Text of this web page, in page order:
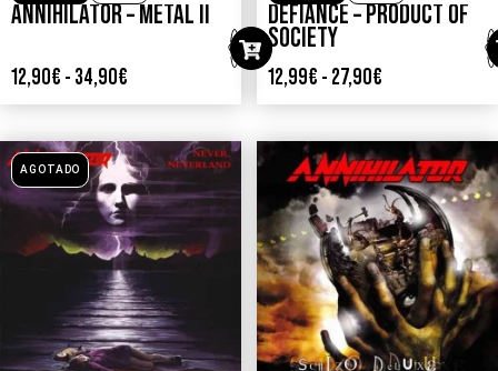
ANNIHILATOR – METAL II
12,90€ - 34,90€
DEFIANCE – PRODUCT OF
SOCIETY
12,99€ - 27,90€
AGOTADO